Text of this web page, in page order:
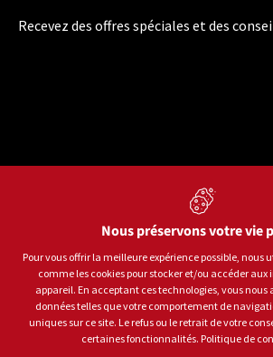
Recevez des offres spéciales et des
Moyens de paiement acceptés
Français
Nous préservons votre vie
Pour vous offrir la meilleure expérience possible, nous
comme les cookies pour stocker et/ou accéder
appareil. En acceptant ces technologies, vous
données telles que votre comportement de
uniques sur ce site. Le refus ou le retrait de votre
certaines fonctionnalités. Politique de